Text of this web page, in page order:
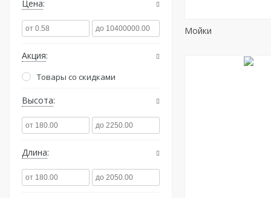
Цена
Акция
Товары со скидками
Высота
Длина
Мойки